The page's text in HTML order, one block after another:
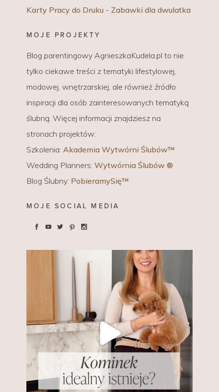
Karty Pracy do Druku - Zabawki dla dwulatka
MOJE PROJEKTY
Blog parentingowy AgnieszkaKudela.pl to nie
tylko ciekawe treści z tematyki lifestylowej,
modowej, wnętrzarskiej, ale również źródło
inspiracji dla osób zainteresowanych tematyką
ślubną. Więcej informacji znajdziesz na
stronach projektów:
Szkolenia: Akademia Wytwórni Ślubów™
Wedding Planners: Wytwórnia Ślubów ®
Blog Ślubny: PobieramySię™
MOJE SOCIAL MEDIA